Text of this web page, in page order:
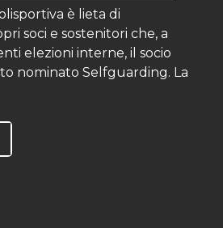
è lieta di
soci e sostenitori che, a
elezioni interne, il socio
nominato Selfguarding. La